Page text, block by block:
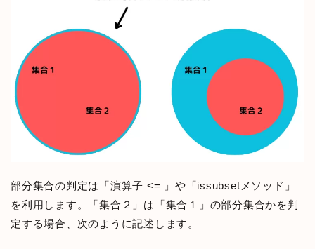
部分集合の判定は「演算子 <= 」や「issubsetメソッド」
を利用します。「集合２」は「集合１」の部分集合かを判
定する場合、次のように記述します。